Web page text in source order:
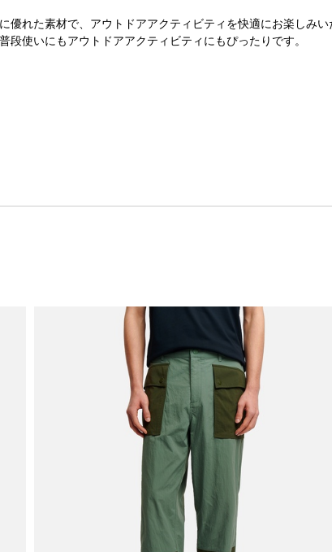
優れた素材で、アウトドアアクティビティを快適にお楽しみ
使いにもアウトドアアクティビティにもぴったりです。